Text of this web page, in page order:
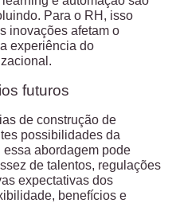
Para o RH, isso
inovações afetam o
experiência do
futuros
de construção de
possibilidades da
abordagem pode
de talentos, regulações
expectativas dos
benefícios e